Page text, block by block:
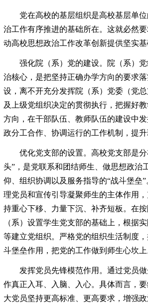
党在高校的基层组织是高校基层单位
治工作有序推进的基础所在。这就必然
动高校思想政治工作改革创新提供坚实基
强化院（系）党的建设。院（系）党
治核心，是把坚持正确办学方向的要求
设，离不开充分发挥院（系）党委（党
及上级党组织决定的贯彻执行，把握好
方向，在干部队伍、教师队伍的建设中
政分工合作、协调运行的工作机制，提
优化党支部的设置。高校党支部是分
头”，是党联系和团结师生、做思想政治
仰、组织协调以及服务指导的“战斗堡垒
理党员和宣传引导凝聚师生的主体作用
持重心下移、力量下沉、补齐短板。在
（系）设置学生党支部的基础上，根据
等建立党组织。严格党的组织生活制度
斗堡垒作用，把党的工作做到师生心坎上
发挥党员先锋模范作用。通过党员做
作真正入耳、入脑、入心。具体而言，
大党员坚持更高标准、更高要求，增强